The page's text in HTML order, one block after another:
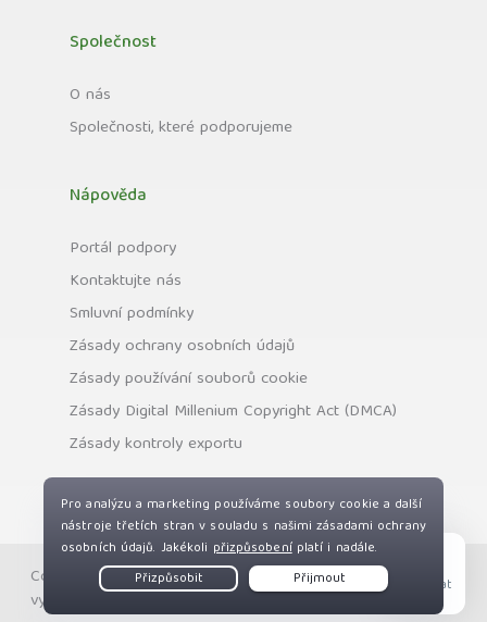
Společnost
O nás
Společnosti, které podporujeme
Nápověda
Portál podpory
Kontaktujte nás
Smluvní podmínky
Zásady ochrany osobních údajů
Zásady používání souborů cookie
Zásady Digital Millenium Copyright Act (DMCA)
Zásady kontroly exportu
Copyright © Private Internet Access, Inc. Všechna práva
vyhrazena.
Live Chat